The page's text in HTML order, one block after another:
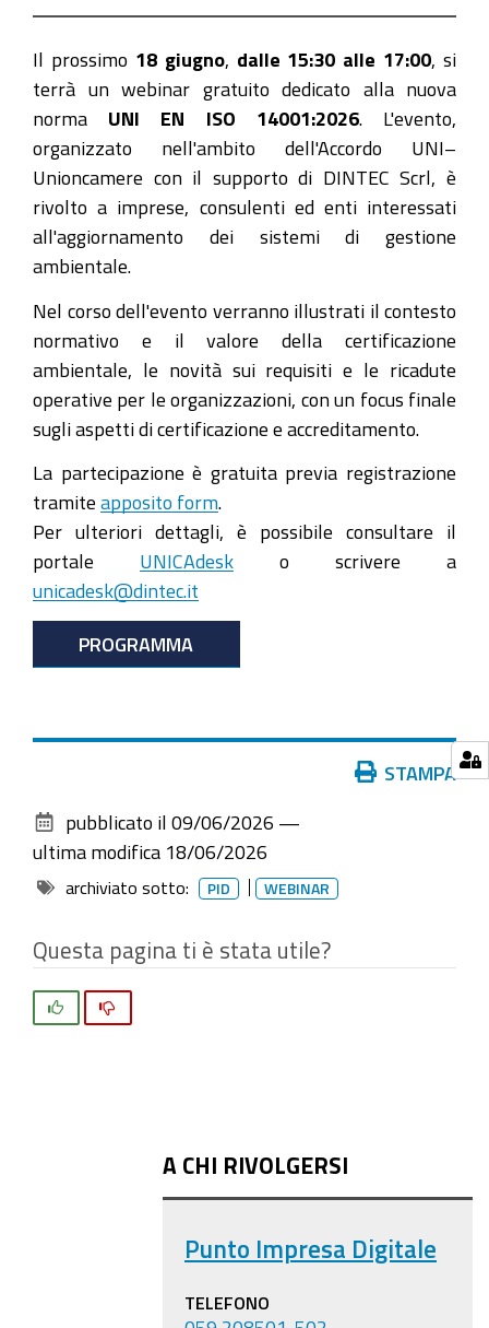
uni-
en-
iso-
Presentazione
della
nuova
UNI
ISO
14001:2026
2026-
06-
18T17:00:00+02:00
Webinar
giugno
Il prossimo 18 giugno, dalle 15:30 alle 17:00 , si
terrà un webinar gratuito dedicato alla nuova
norma UNI EN ISO 14001:2026. L'evento,
organizzato nell'ambito dell'Accordo UNI–
Unioncamere con il supporto di DINTEC Scrl, è
rivolto a imprese, consulenti ed enti interessati
all'aggiornamento dei sistemi di gestione
ambientale.
Nel corso dell'evento verranno illustrati il contesto
normativo e il valore della certificazione
ambientale, le novità sui requisiti e le ricadute
operative per le organizzazioni, con un focus finale
sugli aspetti di certificazione e accreditamento.
La partecipazione è gratuita previa registrazione
tramite apposito form
Per ulteriori dettagli, è possibile consultare il
portale UNICAdesk o scrivere a
unicadesk@dintec.it
PROGRAMMA
documento
STAMPA
pubblicato il 09/06/2026 —
ultima modifica 18/06/2026
archiviato sotto: PID WEBINAR
Questa pagina ti è stata utile?
A CHI RIVOLGERSI
Punto Impresa Digitale
TELEFONO